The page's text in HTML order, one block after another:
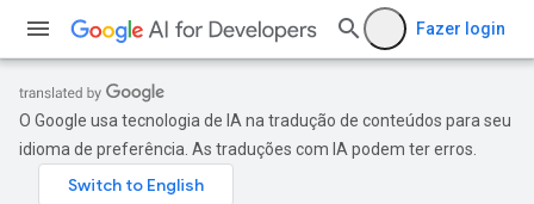
Fazer login
O Google usa tecnologia de IA na tradução de conteúdos para seu
idioma de preferência. As traduções com IA podem ter erros.